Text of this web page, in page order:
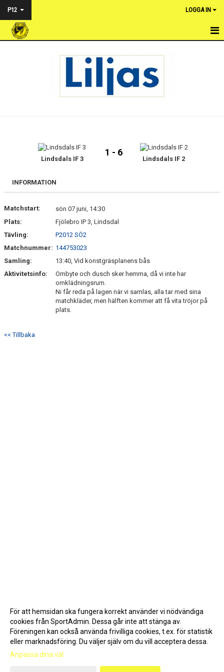
P12 LOGGA IN
BILDGALLERI
KONTAKT
Lindsdals IF 3
1 - 6
Lindsdals IF 2
INFORMATION
Matchstart:
sön 07 juni, 14:30
Plats:
Fjölebro IP 3, Lindsdal
Tävling:
P2012 SÖ2
Matchnummer: 144753023
Samling:
13:40, Vid konstgräsplanens bås
Aktivitetsinfo:
Ombyte och dusch sker hemma, då vi inte har
omklädningsrum.
Ni får reda på lagen när vi samlas, alla tar med sina
matchkläder, men hälften kommer att få vita tröjor på
plats.
<< Tillbaka
Gå till Webbversion
För att hemsidan ska fungera korrekt använder vi nödvändiga
cookies från SportAdmin. Dessa går inte att stänga av.
Föreningen kan också använda frivilliga cookies, t.ex. för statistik
eller marknadsföring. Du väljer själv om du vill acceptera dessa.
Anpassa dina val